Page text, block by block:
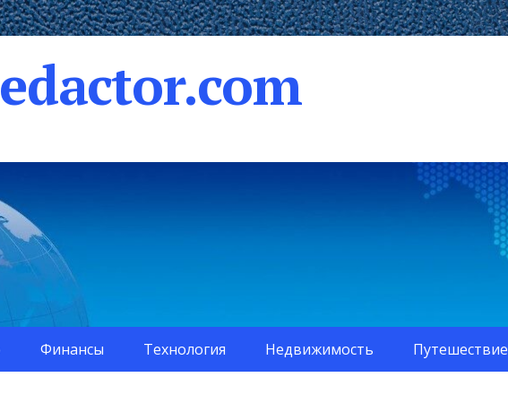
Финансы Технология Недвижимость Путешествие